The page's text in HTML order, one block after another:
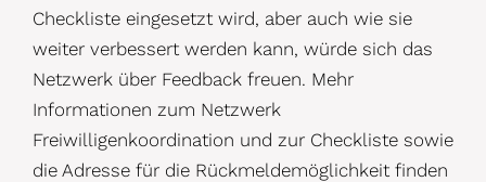
Checkliste eingesetzt wird, aber auch wie sie
weiter verbessert werden kann, würde sich das
Netzwerk über Feedback freuen. Mehr
Informationen zum Netzwerk
Freiwilligenkoordination und zur Checkliste sowie
die Adresse für die Rückmeldemöglichkeit finden